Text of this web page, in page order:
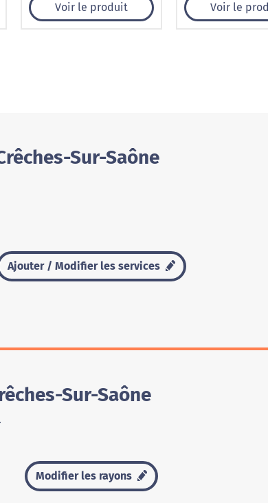
Voir le produit Voir le
Sur-Saône
Ajouter / Modifier les services
Sur-Saône
Modifier les rayons